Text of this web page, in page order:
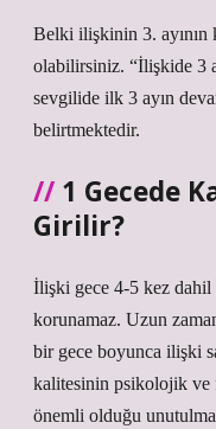
Belki ilişkinin 3.
olabilirsiniz. “İlişkide 3
sevgilide ilk 3 ayın
belirtmektedir.
1 Gecede
Girilir?
İlişki gece 4-5 kez
korunamaz. Uzun
bir gece boyunca ilişki
kalitesinin psikolojik
önemli olduğu